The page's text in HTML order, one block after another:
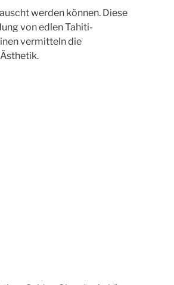
werden können. Diese
von edlen Tahiti-
vermitteln die